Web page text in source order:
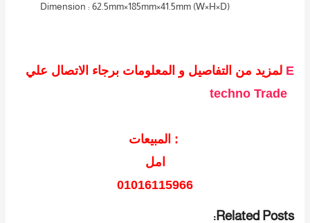
Dimension : 62.5mm×185mm×41.5mm (W×H×D)
لمزيد من التفاصيل و المعلومات برجاء الاتصال علي
techno Trade
امل
01016115966
Related Posts: